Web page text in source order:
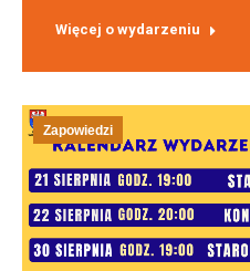
Więcej o wydarzeniu
Zapowiedzi